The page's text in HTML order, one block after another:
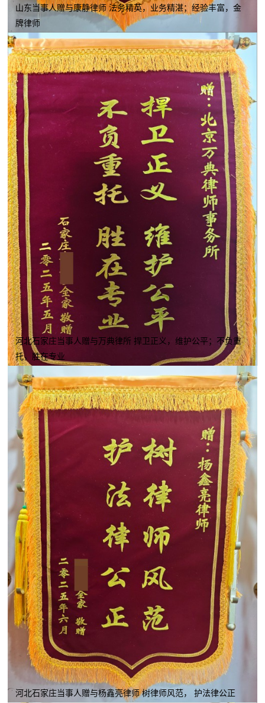
山东当事人赠与康静律师 法务精英，业务精湛；经验丰富，金
牌律师
河北石家庄当事人赠与万典律所 捍卫正义，维护公平；不负重
托，胜在专业
河北石家庄当事人赠与杨鑫亮律师 树律师风范， 护法律公正